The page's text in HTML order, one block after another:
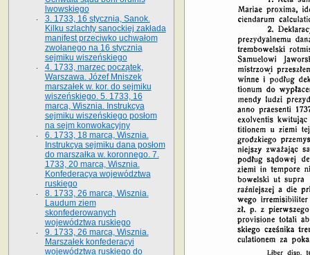
lwowskiego
3. 1733, 16 stycznia, Sanok.
Kilku szlachty sanockiej zakłada
manifest przeciwko uchwałom
zwołanego na 16 stycz­nia
sejmiku wiszeńskiego
4. 1733, marzec początek,
Warszawa. Józef Mniszek
marszałek w. kor. do sejmiku
wiszeńskiego. 5. 1733, 16
marca, Wisznia. Instrukcya
sejmiku wiszeńskiego posłom
na sejm konwokacyjny
6. 1733, 18 marca, Wisznia.
Instrukcya sejmiku dana posłom
do marszałka w. koronnego. 7.
1733, 20 marca, Wisznia.
Konfederacya województwa
ruskiego
8. 1733, 26 marca, Wisznia.
Laudum ziem
skonfederowanych
województwa ruskiego
9. 1733, 26 marca, Wisznia.
Marszałek konfederacyi
województwa ruskiego do